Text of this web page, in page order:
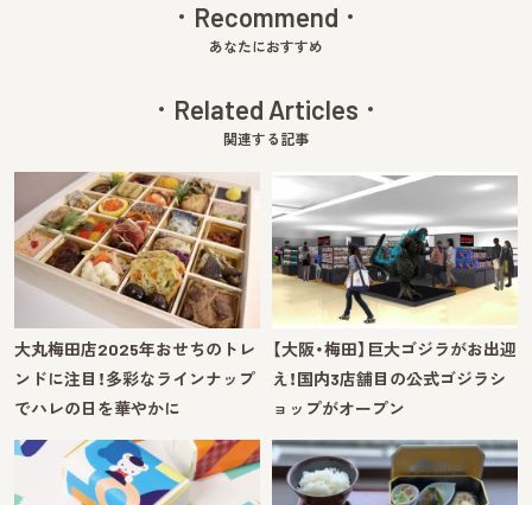
Recommend
あなたにおすすめ
Related Articles
関連する記事
大丸梅田店2025年おせちのトレ
ンドに注目！多彩なラインナップ
でハレの日を華やかに
【大阪・梅田】巨大ゴジラがお出迎
え！国内3店舗目の公式ゴジラシ
ョップがオープン